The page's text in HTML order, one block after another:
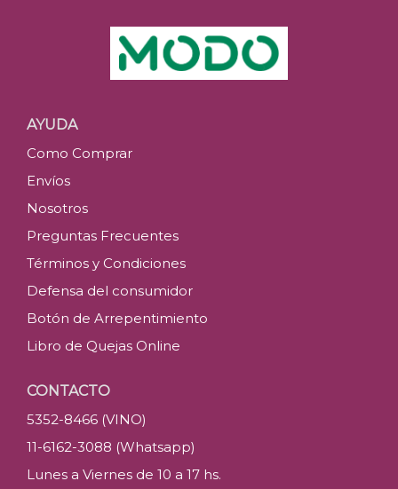
AYUDA
Como Comprar
Envíos
Nosotros
Preguntas Frecuentes
Términos y Condiciones
Defensa del consumidor
Botón de Arrepentimiento
Libro de Quejas Online
CONTACTO
5352-8466 (VINO)
11-6162-3088 (Whatsapp)
Lunes a Viernes de 10 a 17 hs.